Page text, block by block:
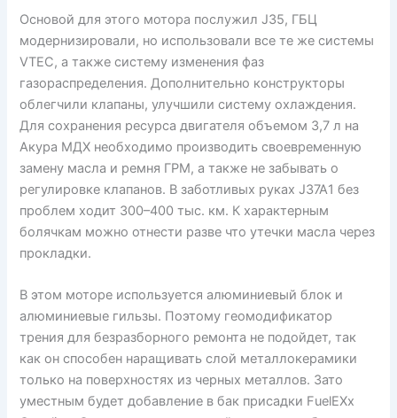
Основой для этого мотора послужил J35, ГБЦ
модернизировали, но использовали все те же системы
VTEC, а также систему изменения фаз
газораспределения. Дополнительно конструкторы
облегчили клапаны, улучшили систему охлаждения.
Для сохранения ресурса двигателя объемом 3,7 л на
Акура МДХ необходимо производить своевременную
замену масла и ремня ГРМ, а также не забывать о
регулировке клапанов. В заботливых руках J37A1 без
проблем ходит 300–400 тыс. км. К характерным
болячкам можно отнести разве что утечки масла через
прокладки.
В этом моторе используется алюминиевый блок и
алюминиевые гильзы. Поэтому геомодификатор
трения для безразборного ремонта не подойдет, так
как он способен наращивать слой металлокерамики
только на поверхностях из черных металлов. Зато
уместным будет добавление в бак присадки FuelEXx